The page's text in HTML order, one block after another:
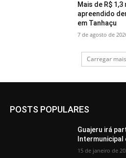
Mais de R$
apreendido
em Tanhaçu
7 de agosto de
Carregar mais
POSTS POPULARES
Guajeru irá
Intermunicipal
15 de janeiro de